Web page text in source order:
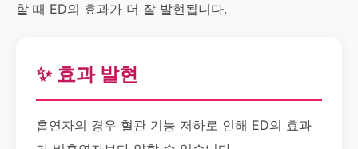
할 때 ED의 효과가 더 잘 발현됩니다.
✨ 효과 발현
흡연자의 경우 혈관 기능 저하로 인해 ED의 효과